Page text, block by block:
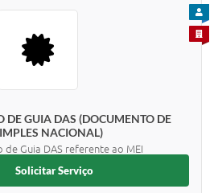
DE GUIA DAS (DOCUMENTO DE
NACIONAL)
Guia DAS referente ao MEI
PARA
Solicitar Serviço